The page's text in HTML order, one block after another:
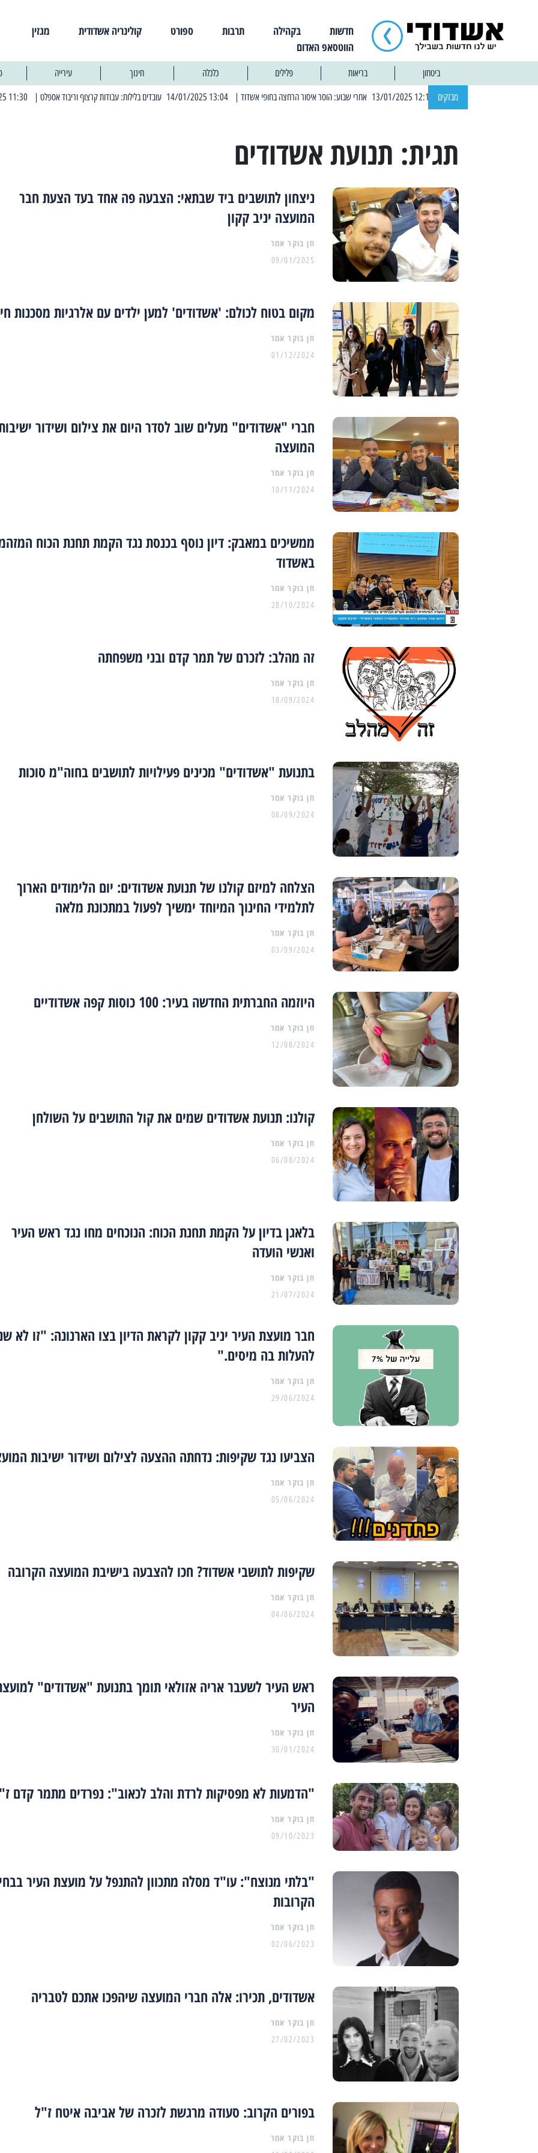
חדשות בקהילה תרבות ספורט קולינריה אשדודית
מגזין
הווטסאפ האדום
ביטחון בריאות פלילים כלכלה חינוך עירייה
מבזקים | 13:04 14/01/2025 עובדים בלילות: עבודות קרצוף וריבוד אספלט | 11:30 03/03/2025 בחמישי הקרוב: הרחובות בהם תהיה הפסקת חשמל יזומה
תגית: תנועת אשדודים
ניצחון לתושבים ביד שבתאי: הצבעה פה אחד בעד הצעת חבר
המועצה יניב קקון
09/01/2025
מקום בטוח לכולם: 'אשדודים' למען ילדים עם אלרגיות מסכנות
01/12/2024
חברי "אשדודים" מעלים שוב לסדר היום את צילום ושידור
המועצה
10/11/2024
ממשיכים במאבק: דיון נוסף בכנסת נגד הקמת תחנת הכוח
באשדוד
28/10/2024
זה מהלב: לזכרם של תמר קדם ובני משפחתה
18/09/2024
בתנועת "אשדודים" מכינים פעילויות לתושבים בחוה"מ סוכות
08/09/2024
הצלחה למיזם קולנו של תנועת אשדודים: יום הלימודים הארוך
לתלמידי החינוך המיוחד ימשיך לפעול במתכונת מלאה
03/09/2024
היוזמה החברתית החדשה בעיר: 100 כוסות קפה אשדודיים
12/08/2024
קולנו: תנועת אשדודים שמים את קול התושבים על השולחן
06/08/2024
בלאגן בדיון על הקמת תחנת הכוח: הנוכחים מחו נגד ראש העיר
ואנשי הועדה
21/07/2024
חבר מועצת העיר יניב קקון לקראת הדיון בצו הארנונה: "זו לא
להעלות בה מיסים."
29/06/2024
הצביעו נגד שקיפות: נדחתה ההצעה לצילום ושידור ישיבות
05/06/2024
שקיפות לתושבי אשדוד? חכו להצבעה בישיבת המועצה הקרובה
04/06/2024
ראש העיר לשעבר אריה אזולאי תומך בתנועת "אשדודים"
העיר
30/01/2024
"הדמעות לא מפסיקות לרדת והלב לכאוב": נפרדים מתמר קדם
09/10/2023
"בלתי מנוצח": עו"ד מסלה מתכוון להתנפל על מועצת העיר
הקרובות
02/06/2023
אשדודים, תכירו: אלה חברי המועצה שיהפכו אתכם לטבריה
27/02/2023
בפורים הקרוב: סעודה מרגשת לזכרה של אביבה איטח ז"ל